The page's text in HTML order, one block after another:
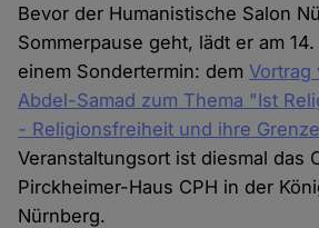
Bevor der Humanistische Salon
Sommerpause geht, lädt er am
einem Sondertermin: demVortrag
Abdel-Samad zum Thema "Ist
- Religionsfreiheit und ihre
Veranstaltungsort ist diesmal das
Pirckheimer-Haus CPH in der
Nürnberg.